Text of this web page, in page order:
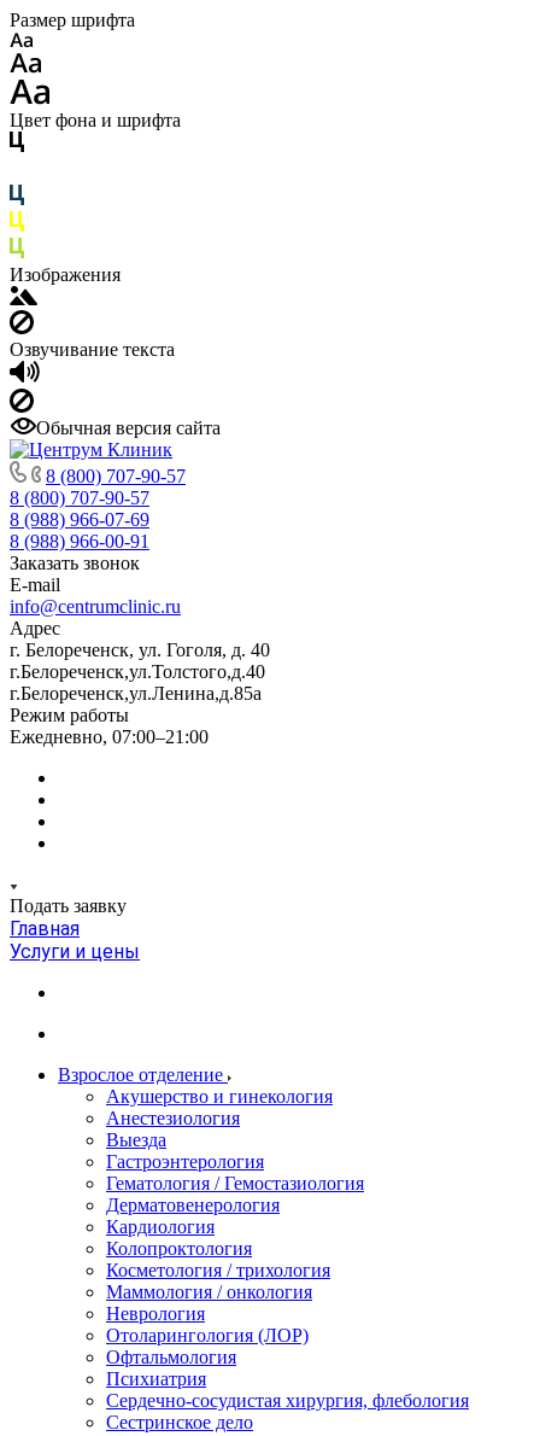
Размер шрифта
Цвет фона и шрифта
Изображения
Озвучивание текста
Обычная версия сайта
8 (800) 707-90-57
8 (800) 707-90-57
8 (988) 966-07-69
8 (988) 966-00-91
Заказать звонок
E-mail
info@centrumclinic.ru
Адрес
г. Белореченск, ул. Гоголя, д. 40
г.Белореченск,ул.Толстого,д.40
г.Белореченск,ул.Ленина,д.85а
Режим работы
Ежедневно, 07:00–21:00
Подать заявку
Главная
Услуги и цены
Взрослое отделение
Акушерство и гинекология
Анестезиология
Выезда
Гастроэнтерология
Гематология / Гемостазиология
Дерматовенерология
Кардиология
Колопроктология
Косметология / трихология
Маммология / онкология
Неврология
Отоларингология (ЛОР)
Офтальмология
Психиатрия
Сердечно-сосудистая хирургия, флебология
Сестринское дело